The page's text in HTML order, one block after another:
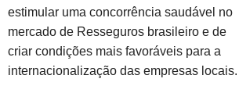
estimular uma concorrência saudável no
mercado de Resseguros brasileiro e de
criar condições mais favoráveis para a
internacionalização das empresas locais.